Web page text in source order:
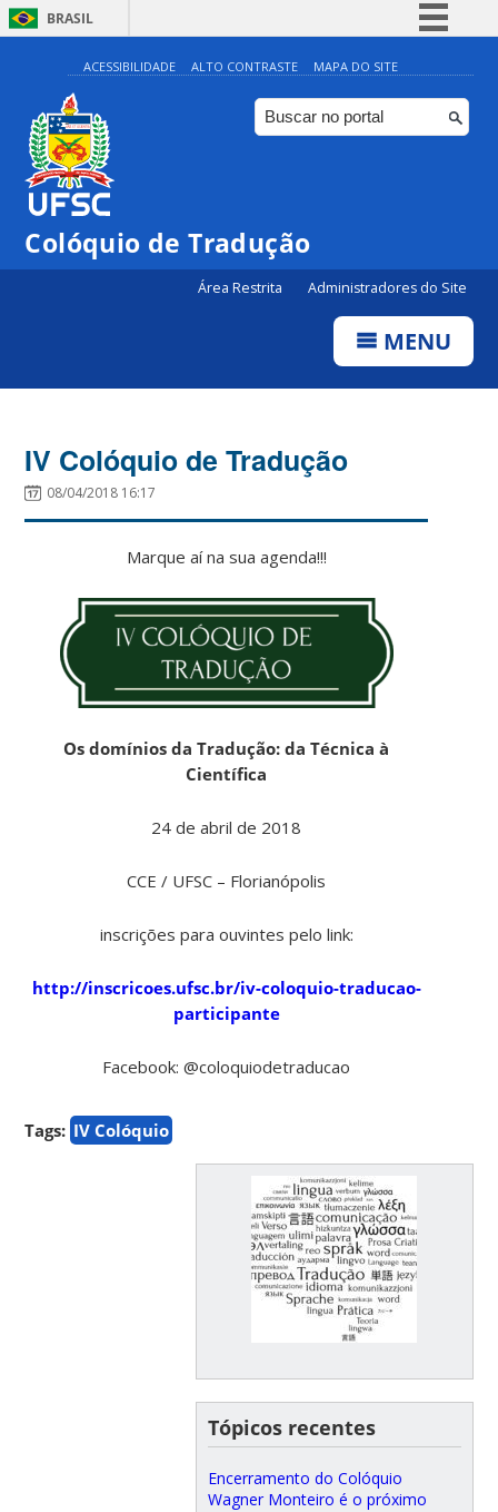
BRASIL
Simplifique!
Comunica BR
Participe
ACESSIBILIDADE ALTO CONTRASTE MAPA DO SITE
Colóquio de Tradução
Área Restrita Administradores do Site
MENU
IV Colóquio de Tradução
08/04/2018 16:17
Marque aí na sua agenda!!!
Os domínios da Tradução: da Técnica à
Científica
24 de abril de 2018
CCE / UFSC – Florianópolis
inscrições para ouvintes pelo link:
http://inscricoes.ufsc.br/iv-coloquio-traducao-
participante
Facebook: @coloquiodetraducao
Tags: IV Colóquio
Tópicos recentes
Encerramento do Colóquio
Wagner Monteiro é o próximo